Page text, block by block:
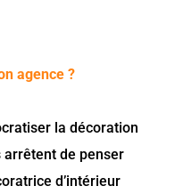
agence ?
la décoration
arrêtent de penser
d’intérieur